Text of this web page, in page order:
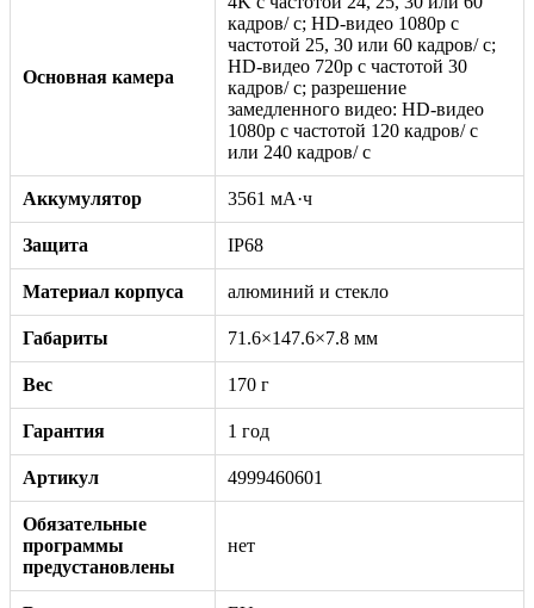
Основная камера
кадров/ с; HD-видео 1080p с
частотой 25, 30 или 60 кадров/ с;
HD-видео 720p с частотой 30
кадров/ с; разрешение
замедленного видео: HD-видео
1080р c частотой 120 кадров/ с
или 240 кадров/ с
Аккумулятор 3561 мА·ч
Защита IP68
Материал корпуса алюминий и стекло
Габариты 71.6×147.6×7.8 мм
Вес 170 г
Гарантия 1 год
Артикул 4999460601
Обязательные
программы
предустановлены
нет